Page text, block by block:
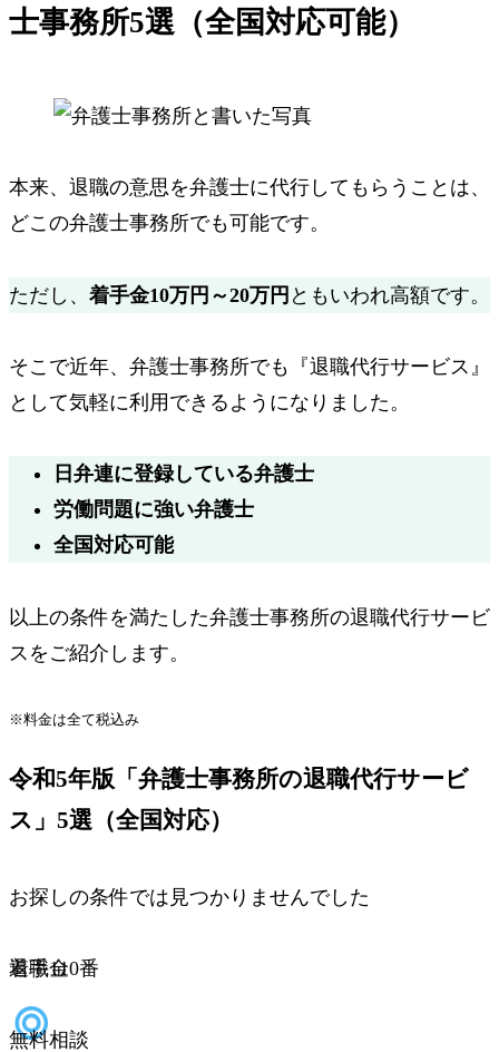
士事務所5選（全国対応可能）
本来、退職の意思を弁護士に代行してもらうことは、
どこの弁護士事務所でも可能です。
ただし、 着手金10万円～20万円 ともいわれ高額です。
そこで近年、弁護士事務所でも『退職代行サービス』
として気軽に利用できるようになりました。
日弁連に登録している弁護士
労働問題に強い弁護士
全国対応可能
以上の条件を満たした弁護士事務所の退職代行サービ
スをご紹介します。
※料金は全て税込み
令和5年版「弁護士事務所の退職代行サービ
ス」5選（全国対応）
お探しの条件では見つかりませんでした
着手金
着手金
無料相談
退職110番